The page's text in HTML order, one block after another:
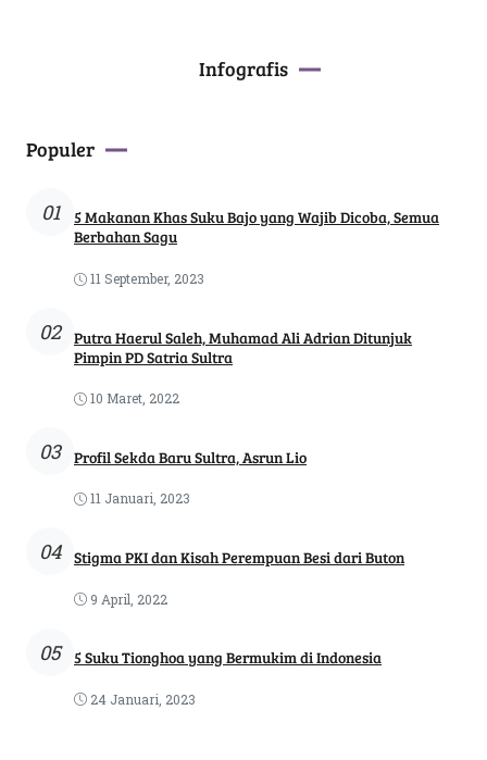
Infografis
Populer
01
5 Makanan Khas Suku Bajo yang Wajib Dicoba, Semua
Berbahan Sagu
11 September, 2023
02
Putra Haerul Saleh, Muhamad Ali Adrian Ditunjuk
Pimpin PD Satria Sultra
10 Maret, 2022
03 Profil Sekda Baru Sultra, Asrun Lio
11 Januari, 2023
04 Stigma PKI dan Kisah Perempuan Besi dari Buton
9 April, 2022
05 5 Suku Tionghoa yang Bermukim di Indonesia
24 Januari, 2023